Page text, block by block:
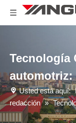
Tecnología
automotriz:
Usted está aquí:
redacción »